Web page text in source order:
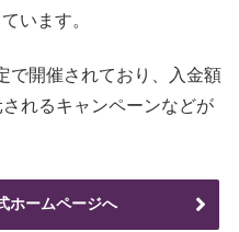
います。
で開催されており、入金額
れるキャンペーンなどが
ホームページへ